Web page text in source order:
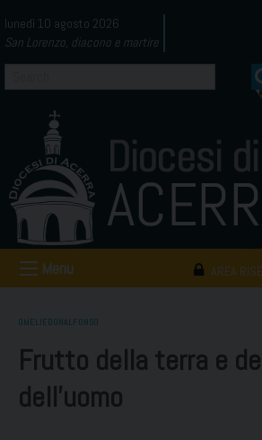
to
content
lunedì 10 agosto 2026
San Lorenzo, diacono e martire
AREA
Menu
OMELIEDONALFONSO
Frutto della terra e
dell’uomo